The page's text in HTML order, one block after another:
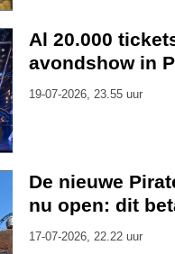
Al 20.000
avondshow in
19-07-2026, 23.55 uur
De nieuwe
nu open: dit
17-07-2026, 22.22 uur